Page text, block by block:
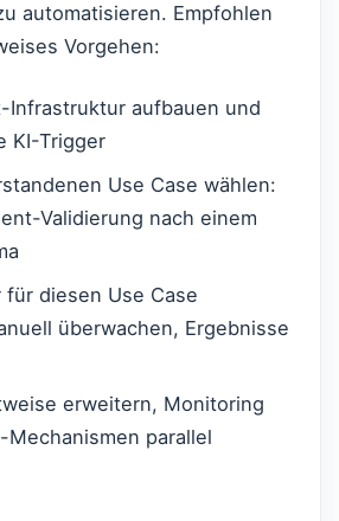
automatisieren. Empfohlen
Vorgehen:
Infrastruktur aufbauen und
KI-Trigger
Use Case wählen:
Validierung nach einem
für diesen Use Case
überwachen, Ergebnisse
erweitern, Monitoring
Mechanismen parallel